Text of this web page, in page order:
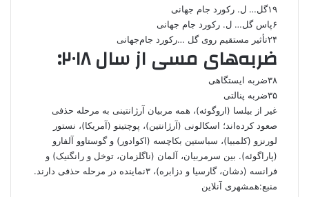
۱۹گل… ل. رکورد جام جهانی
۶پاس گل… ل. رکورد جام جهانی
۲۴تأثیر مستقیم روی گل …رکورد جام‌جهانی
ضربه‌های مسی از سال ۲۰۱۸:
۳۸ضربه ایستگاهی
۳۵ضربه پنالتی
غیر از بیلسا (اروگوئه)، همه مربیان آرژانتینی به مرحله حذفی
صعود کرده‌اند؛ اسکالونی (آرژانتین)، پوچتینو (آمریکا)، نستور
لورنزو (کلمبیا)، سباستین بکاچسه (اکوادور) و گوستاوو آلفارو
(پاراگوئه). ‌بین سرمربیان، آلمان (ناگلزمان، توخل و رانگنیک) و
فرانسه (دشان، گارسیا و دزابره)، ۳نماینده در مرحله حذفی دارند.
منبع:همشهری آنلاین